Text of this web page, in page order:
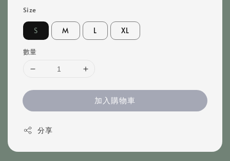
Size
S M L XL
數量
加入購物車
分享